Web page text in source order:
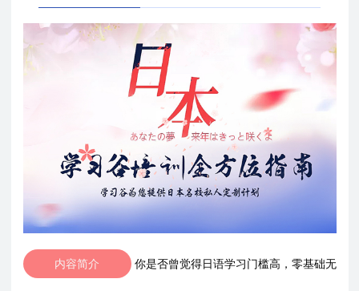
内容简介 你是否曾觉得日语学习门槛高，零基础无